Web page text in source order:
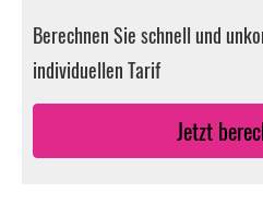
Berechnen Sie schnell und
individuellen Tarif
Jetzt